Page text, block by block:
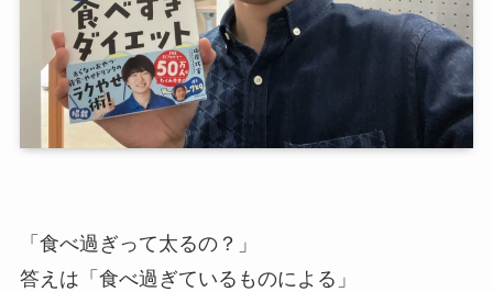
「食べ過ぎって太るの？」
答えは「食べ過ぎているものによる」